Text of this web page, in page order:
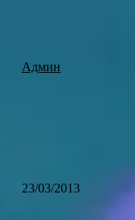
Админ
23/03/2013